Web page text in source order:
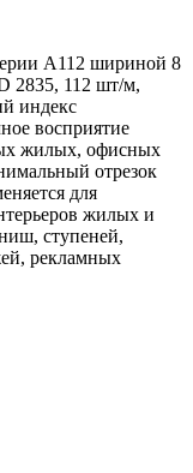
A112 шириной 8
2835, 112 шт/м,
индекс
восприятие
жилых, офисных
отрезок
для
жилых и
ступеней,
рекламных